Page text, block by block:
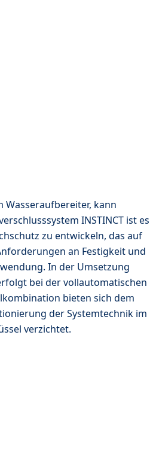
Wasseraufbereiter, kann
INSTINCT ist es
zu entwickeln, das auf
an Festigkeit und
In der Umsetzung
bei der vollautomatischen
bieten sich dem
der Systemtechnik im
verzichtet.